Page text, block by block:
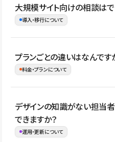
はい。既存サイトの構成やコンテ
Studio上に再構築する形で移行
イト全体のデザインや設定がそ
め、移行後にページ構成やデザ
大規模サイト向けの相談はで
導入・移行について
はい。アクセス規模が大きいサ
理、セキュリティ確認、既存シ
ない段階でも、お問い合わせく
お問合せはこちら
プランごとの違いはなんです
料金・プランについて
公開ページ数、バージョン履歴
管理の有無などがプランごとに
ージをご覧ください。
デザインの知識がない担当
できますか？
運用・更新について